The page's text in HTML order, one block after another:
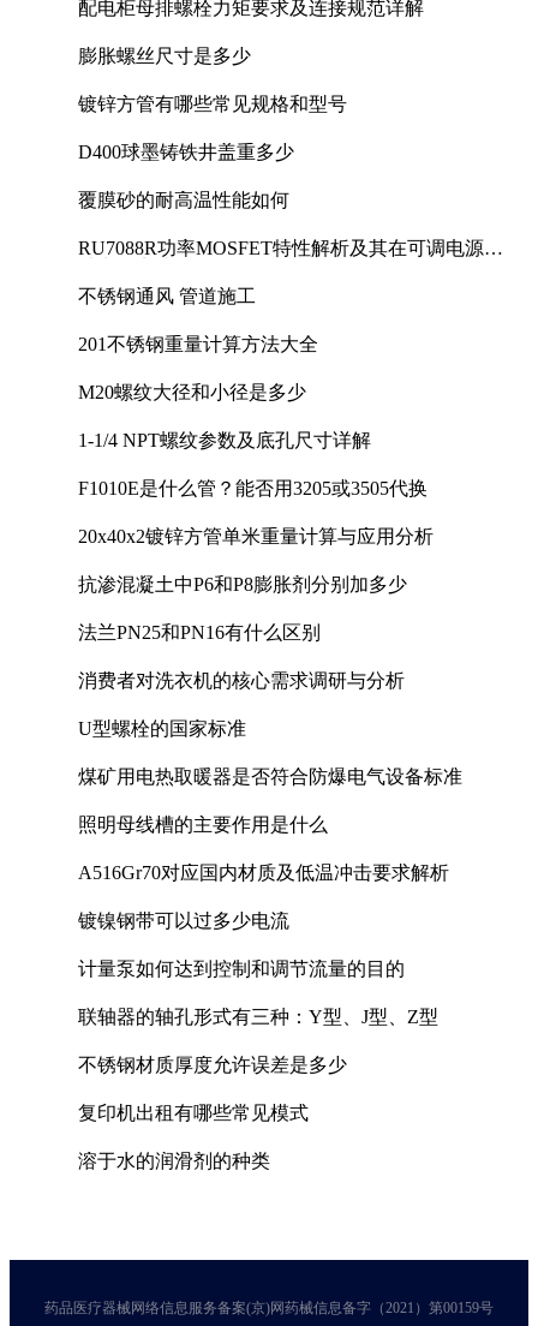
配电柜母排螺栓力矩要求及连接规范详解
膨胀螺丝尺寸是多少
镀锌方管有哪些常见规格和型号
D400球墨铸铁井盖重多少
覆膜砂的耐高温性能如何
RU7088R功率MOSFET特性解析及其在可调电源设
不锈钢通风 管道施工
201不锈钢重量计算方法大全
M20螺纹大径和小径是多少
1-1/4 NPT螺纹参数及底孔尺寸详解
F1010E是什么管？能否用3205或3505代换
20x40x2镀锌方管单米重量计算与应用分析
抗渗混凝土中P6和P8膨胀剂分别加多少
法兰PN25和PN16有什么区别
消费者对洗衣机的核心需求调研与分析
U型螺栓的国家标准
煤矿用电热取暖器是否符合防爆电气设备标准
照明母线槽的主要作用是什么
A516Gr70对应国内材质及低温冲击要求解析
镀镍钢带可以过多少电流
计量泵如何达到控制和调节流量的目的
联轴器的轴孔形式有三种：Y型、J型、Z型
不锈钢材质厚度允许误差是多少
复印机出租有哪些常见模式
溶于水的润滑剂的种类
药品医疗器械网络信息服务备案(京)网药械信息备字（2021）第00159号